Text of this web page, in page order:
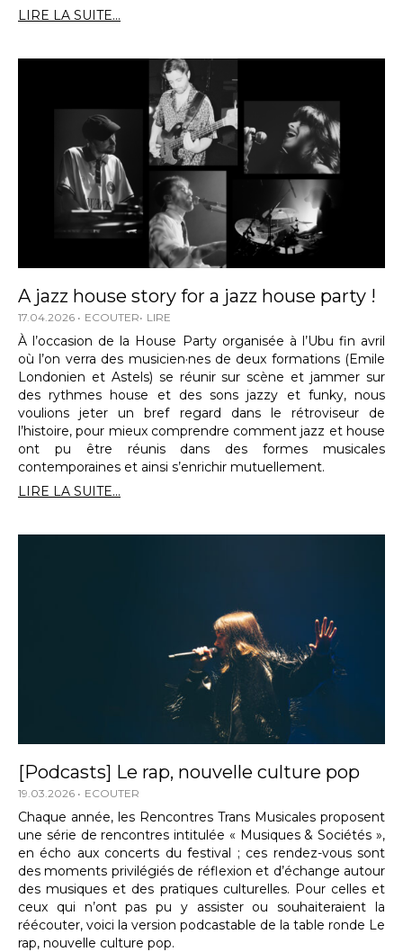
LIRE LA SUITE...
A jazz house story for a jazz house party !
17.04.2026 ECOUTER LIRE
À l’occasion de la House Party organisée à l’Ubu fin avril
où l’on verra des musicien·nes de deux formations (Emile
Londonien et Astels) se réunir sur scène et jammer sur
des rythmes house et des sons jazzy et funky, nous
voulions jeter un bref regard dans le rétroviseur de
l’histoire, pour mieux comprendre comment jazz et house
ont pu être réunis dans des formes musicales
contemporaines et ainsi s’enrichir mutuellement.
LIRE LA SUITE...
[Podcasts] Le rap, nouvelle culture pop
19.03.2026 ECOUTER
Chaque année, les Rencontres Trans Musicales proposent
une série de rencontres intitulée « Musiques & Sociétés »,
en écho aux concerts du festival ; ces rendez-vous sont
des moments privilégiés de réflexion et d’échange autour
des musiques et des pratiques culturelles. Pour celles et
ceux qui n’ont pas pu y assister ou souhaiteraient la
réécouter, voici la version podcastable de la table ronde Le
rap, nouvelle culture pop.